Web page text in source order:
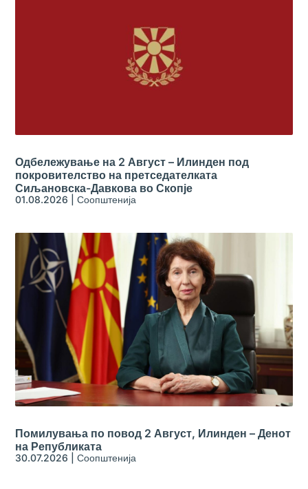
Одбележување на 2 Август – Илинден под
покровителство на претседателката
Сиљановска-Давкова во Скопје
01.08.2026 |Соопштенија
Помилувања по повод 2 Август, Илинден – Денот
на Републиката
30.07.2026 |Соопштенија